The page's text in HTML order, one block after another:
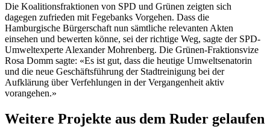
Die Koalitionsfraktionen von SPD und Grünen zeigten sich
dagegen zufrieden mit Fegebanks Vorgehen. Dass die
Hamburgische Bürgerschaft nun sämtliche relevanten Akten
einsehen und bewerten könne, sei der richtige Weg, sagte der SPD-
Umweltexperte Alexander Mohrenberg. Die Grünen-Fraktionsvize
Rosa Domm sagte: «Es ist gut, dass die heutige Umweltsenatorin
und die neue Geschäftsführung der Stadtreinigung bei der
Aufklärung über Verfehlungen in der Vergangenheit aktiv
vorangehen.»
Weitere Projekte aus dem Ruder gelaufen